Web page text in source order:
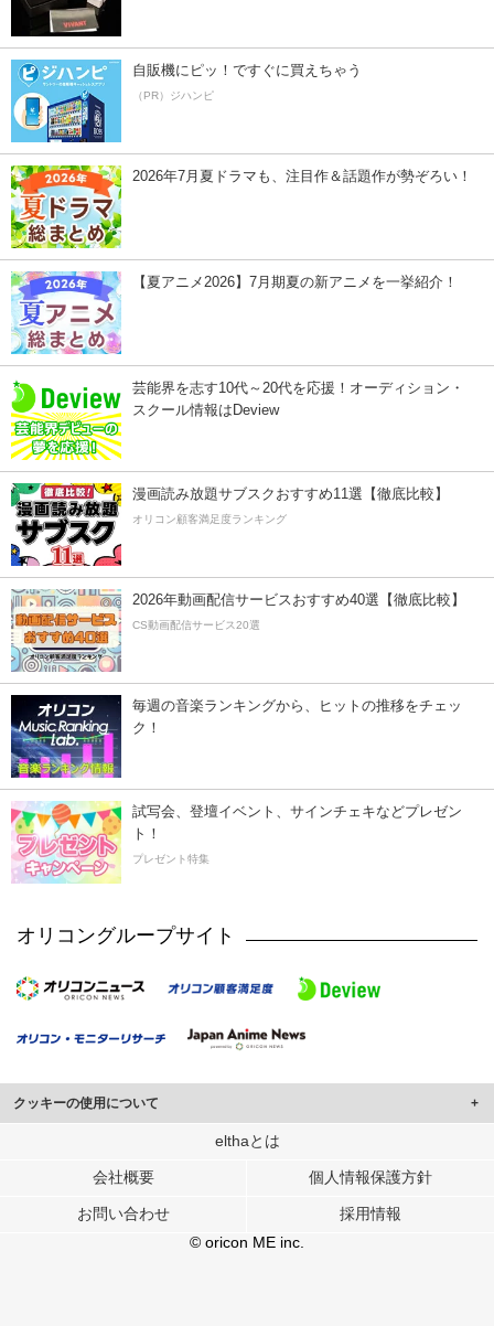
自販機にピッ！ですぐに買えちゃう
（PR）ジハンピ
2026年7月夏ドラマも、注目作＆話題作が勢ぞろい！
【夏アニメ2026】7月期夏の新アニメを一挙紹介！
芸能界を志す10代～20代を応援！オーディション・
スクール情報はDeview
漫画読み放題サブスクおすすめ11選【徹底比較】
オリコン顧客満足度ランキング
2026年動画配信サービスおすすめ40選【徹底比較】
CS動画配信サービス20選
毎週の音楽ランキングから、ヒットの推移をチェッ
ク！
試写会、登壇イベント、サインチェキなどプレゼン
ト！
プレゼント特集
オリコングループサイト
クッキーの使用について
このサイトでは Cookie を使用して、ユーザーに合わせたコンテンツや広告の
行っています。
メディアや広告配信、データ解析の各パートナーに提供しています。
各パートナーは、この情報とユーザーが各パートナーに提供した他の情報や、
ユーザーが各パートナーのサービスを使用したときに収集した他の情報を組み
elthaとは
会社概要 個人情報保護方針
お問い合わせ
採用情報
© oricon ME inc.